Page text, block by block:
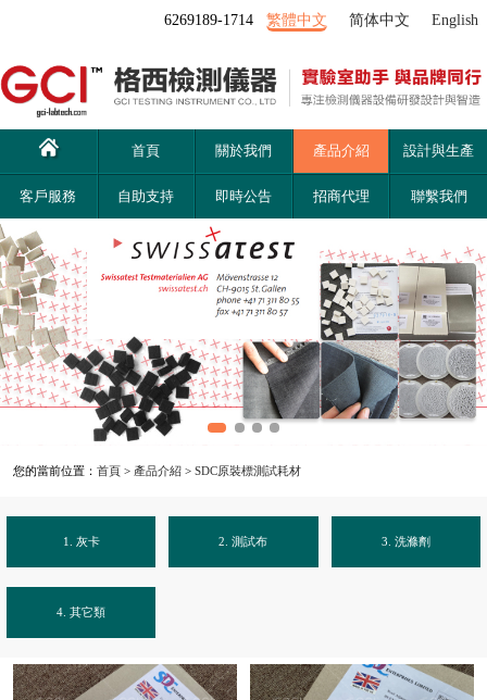
6269189-1714 繁體中文 简体中文 English
首頁 關於我們 產品介紹 設計與生產
客戶服務 自助支持 即時公告 招商代理 聯繫我們
您的當前位置： 首頁> 產品介紹> SDC原裝標測試耗材
1. 灰卡 2. 測試布 3. 洗滌劑
4. 其它類